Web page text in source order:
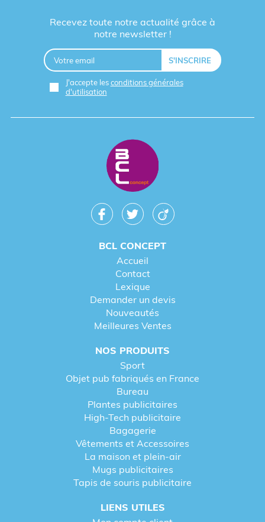
Recevez toute notre actualité grâce à
notre newsletter !
J'accepte lesconditions générales
d'utilisation
BCL CONCEPT
Accueil
Contact
Lexique
Demander un devis
Nouveautés
Meilleures Ventes
NOS PRODUITS
Sport
Objet pub fabriqués en France
Bureau
Plantes publicitaires
High-Tech publicitaire
Bagagerie
Vêtements et Accessoires
La maison et plein-air
Mugs publicitaires
Tapis de souris publicitaire
LIENS UTILES